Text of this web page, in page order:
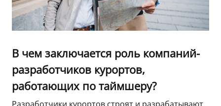
В чем заключается роль компаний-
разработчиков курортов,
работающих по таймшеру?